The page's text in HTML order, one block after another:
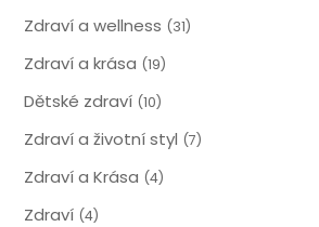
Zdraví a wellness (31)
Zdraví a krása (19)
Dětské zdraví (10)
Zdraví a životní styl (7)
Zdraví a Krása (4)
Zdraví (4)